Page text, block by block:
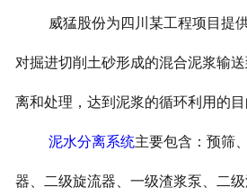
威猛股份为四川某工程项目提
对掘进切削土砂形成的混合泥浆输
离和处理，达到泥浆的循环利用的目
泥水分离系统主要包含：预筛
器、二级旋流器、一级渣浆泵、二